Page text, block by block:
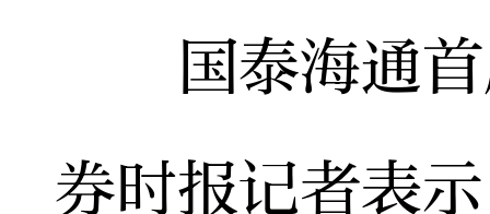
国泰海通首
券时报记者表